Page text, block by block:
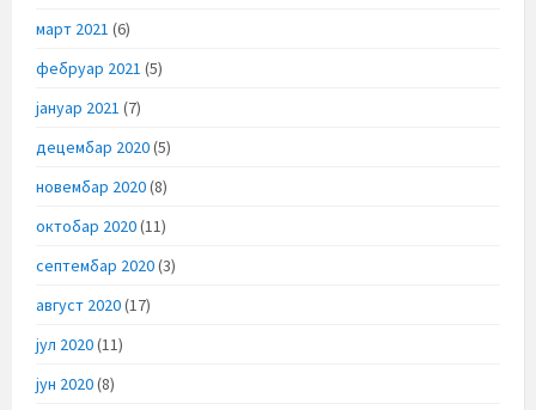
март 2021 (6)
фебруар 2021 (5)
јануар 2021 (7)
децембар 2020(5)
новембар 2020(8)
октобар 2020(11)
септембар 2020(3)
август 2020(17)
јул 2020(11)
јун 2020(8)